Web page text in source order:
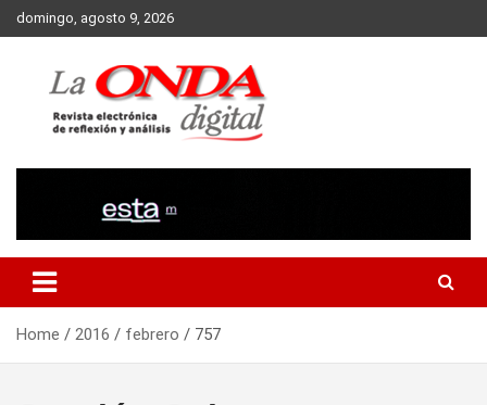
Skip
to
domingo, agosto 9, 2026
Home 2016 febrero 757